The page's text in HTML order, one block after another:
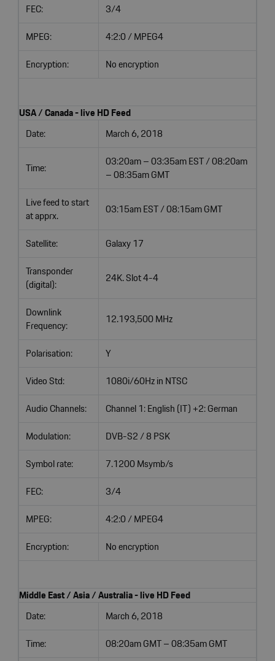
FEC:
3/4
MPEG:
4:2:0 / MPEG4
Encryption:
No encryption
USA / Canada - live HD Feed
Date:
March 6, 2018
Time:
03:20am – 03:35am EST / 08:20am
– 08:35am GMT
Live feed to start
at apprx.
03:15am EST / 08:15am GMT
Satellite:
Galaxy 17
Transponder
(digital):
24K. Slot 4-4
Downlink
Frequency:
12.193,500 MHz
Polarisation:
Y
Video Std:
1080i/60Hz in NTSC
Audio Channels:
Channel 1: English (IT) +2: German
Modulation:
DVB-S2 / 8 PSK
Symbol rate:
7.1200 Msymb/s
FEC:
3/4
MPEG:
4:2:0 / MPEG4
Encryption:
No encryption
Middle East / Asia / Australia - live HD Feed
Date:
March 6, 2018
Time:
08:20am GMT – 08:35am GMT